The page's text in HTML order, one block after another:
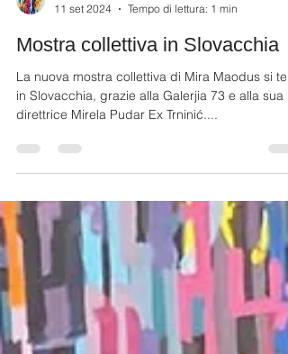
11 set 2024
Tempo di lettura: 1 min
Mostra collettiva in Slovacchia
La nuova mostra collettiva di Mira Maodus si
direttrice Mirela Pudar Ex Trninić....